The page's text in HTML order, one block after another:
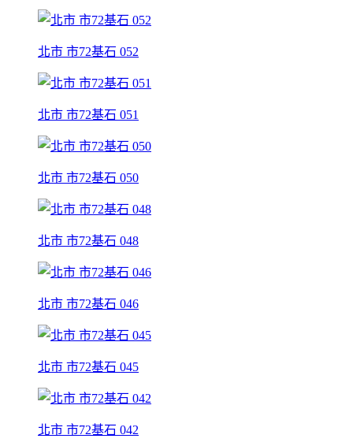
北市 市72基石 052
北市 市72基石 051
北市 市72基石 050
北市 市72基石 048
北市 市72基石 046
北市 市72基石 045
北市 市72基石 042